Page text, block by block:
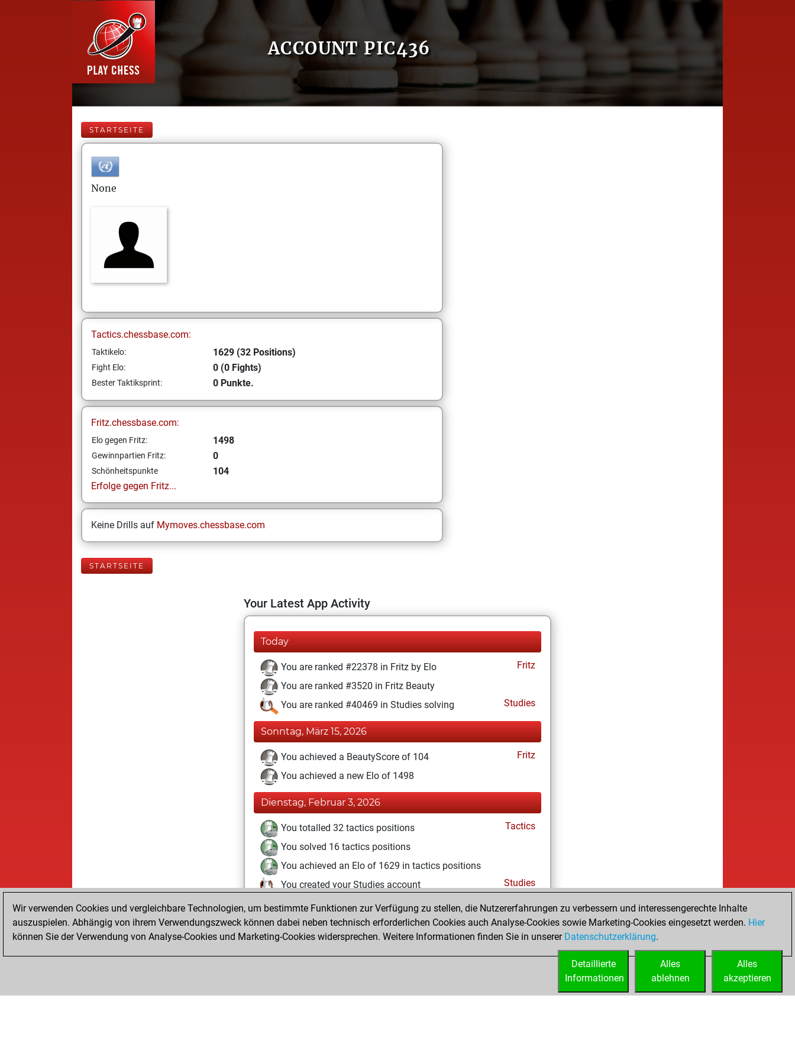
ACCOUNT PIC436
STARTSEITE
None
Tactics.chessbase.com:
Taktikelo: 1629 (32 Positions)
Fight Elo: 0 (0 Fights)
Bester Taktiksprint: 0 Punkte.
Fritz.chessbase.com:
Elo gegen Fritz: 1498
Gewinnpartien Fritz: 0
Schönheitspunkte
104
Erfolge gegen Fritz...
Keine Drills auf Mymoves.chessbase.com
STARTSEITE
Your Latest App Activity
Today
You are ranked #22378 in Fritz by Elo
Fritz
You are ranked #3520 in Fritz Beauty
You are ranked #40469 in Studies solving
Studies
Sonntag, März 15, 2026
You achieved a BeautyScore of 104
Fritz
You achieved a new Elo of 1498
Dienstag, Februar 3, 2026
You totalled 32 tactics positions
Tactics
You solved 16 tactics positions
You achieved an Elo of 1629 in tactics positions
You created your Studies account
Studies
Montag, Februar 2, 2026
You created your Fritz account Fritz
Wir verwenden Cookies und vergleichbare Technologien, um bestimmte Funktionen zur Verfügung zu stellen, die Nutzererfahrungen zu verbessern und interessengerechte Inhalte
auszuspielen. Abhängig von ihrem Verwendungszweck können dabei neben technisch erforderlichen Cookies auch Analyse-Cookies sowie Marketing-Cookies eingesetzt werden. Hier
können Sie der Verwendung von Analyse-Cookies und Marketing-Cookies widersprechen. Weitere Informationen finden Sie in unserer Datenschutzerklärung.
Alles
akzeptieren
Alles
ablehnen
Detaillierte
Informationen